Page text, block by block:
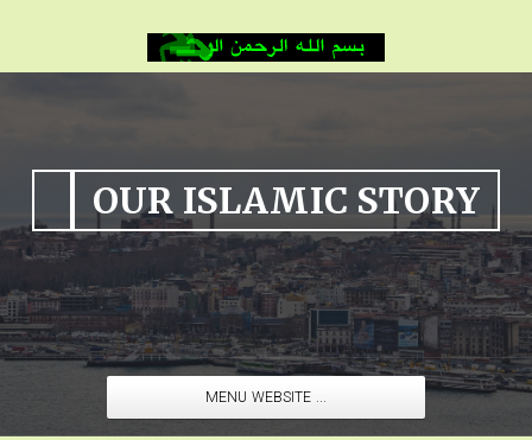
OUR ISLAMIC STORY
MENU WEBSITE ...